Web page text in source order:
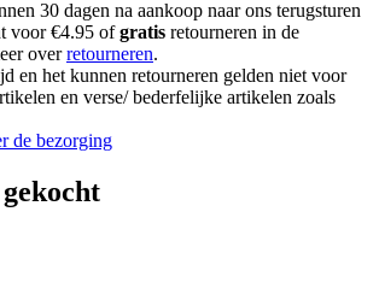
30 dagen na aankoop naar ons terugsturen
voor €4.95 ofgratis retourneren in de
overretourneren.
en het kunnen retourneren gelden niet voor
en verse/ bederfelijke artikelen zoals
de bezorging